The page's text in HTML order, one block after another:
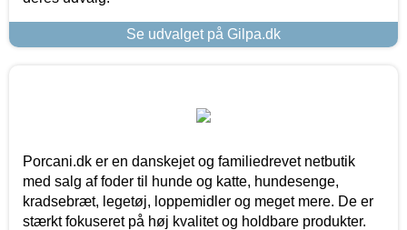
Se udvalget på Gilpa.dk
Porcani.dk er en danskejet og familiedrevet netbutik
med salg af foder til hunde og katte, hundesenge,
kradsebræt, legetøj, loppemidler og meget mere. De er
stærkt fokuseret på høj kvalitet og holdbare produkter.